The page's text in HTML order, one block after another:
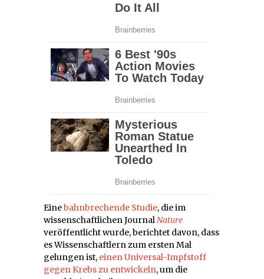
Einebahnbrechende Studie, die im
wissenschaftlichen JournalNature
veröffentlicht wurde, berichtet davon, dass
es Wissenschaftlern zum ersten Mal
gelungen ist, einen Universal-Impfstoff
gegen Krebs zu entwickeln, um die